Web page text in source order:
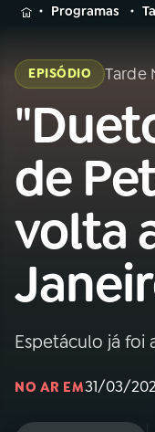
MENU
Buscar
Rádio
Nacional
01 INÍCIO
02 A RÁDIO
03
na
Rádio
Programas
EPISÓDIO Tarde
de
volta
Espetáculo já foi
NO AR EM31/03/